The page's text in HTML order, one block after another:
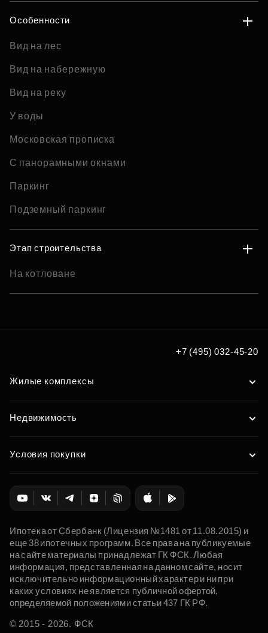
Особенности
Вид на лес
Вид на набережную
Вид на реку
У воды
Московская прописка
С панорамными окнами
Паркинг
Подземный паркинг
Этап строительства
На котловане
+7 (495) 032-45-20
Жилые комплексы
Недвижимость
Условия покупки
Ипотека от Сбербанк (Лицензия №1481 от 11.08.2015) и
еще 38 ипотечных программ. Все права на публикуемые
на сайте материалы принадлежат ГК ФСК. Любая
информация, представленная на данном сайте, носит
исключительно информационный характер и ни при
каких условиях не является публичной офертой,
определяемой положениями статьи 437 ГК РФ.
© 2015 - 2026. ФСК